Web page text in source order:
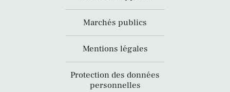
Marchés publics
Mentions légales
Protection des données
personnelles